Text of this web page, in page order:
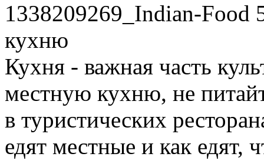
1338209269_Indian-Food
кухню
Кухня - важная часть
местную кухню, не
в туристических
едят местные и как едят,